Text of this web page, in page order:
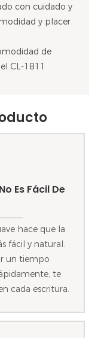
con cuidado y
y placer
de
CL-1811
Es Fácil De
hace que la
fácil y natural.
un tiempo
te
cada escritura.